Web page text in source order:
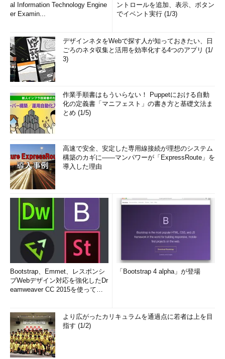
al Information Technology Engine
er Examin...
ントロールを追加、表示、ボタン
でイベント実行 (1/3)
デザインネタをWebで探す人が知っておきたい、日
ごろのネタ収集と活用を効率化する4つのアプリ (1/
3)
作業手順書はもういらない！ Puppetにおける自動
化の定義書「マニフェスト」の書き方と基礎文法ま
とめ (1/5)
高速で安全、安定した専用線接続が理想のシステム
構築のカギに――マンパワーが「ExpressRoute」を
導入した理由
Bootstrap、Emmet、レスポンシ
ブWebデザイン対応を強化したDr
eamweaver CC 2015を使って
「Bootstrap 4 alpha」が登場
より広がったカリキュラムを通過点に若者は上を目
指す (1/2)